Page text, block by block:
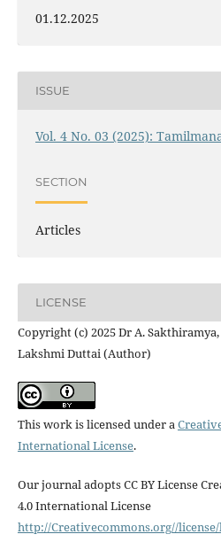
01.12.2025
ISSUE
Vol. 4 No. 03 (2025):
SECTION
Articles
LICENSE
Copyright (c) 2025 Dr A. Sakthiramya,
Lakshmi Duttai (Author)
This work is licensed under a
International License.
Our journal adopts CC BY License
4.0 International License
http://Creativecommons.org//license/